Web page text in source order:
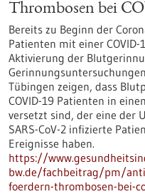
Thrombosen bei
Bereits zu Beginn der
Patienten mit einer
Aktivierung der
Tübingen zeigen, dass
COVID-19 Patienten in
versetzt sind, der eine der
SARS-CoV-2 infizierte
Ereignisse haben.
https://
bw.de/fachbeitrag/pm/
foerdern-thrombosen-bei-